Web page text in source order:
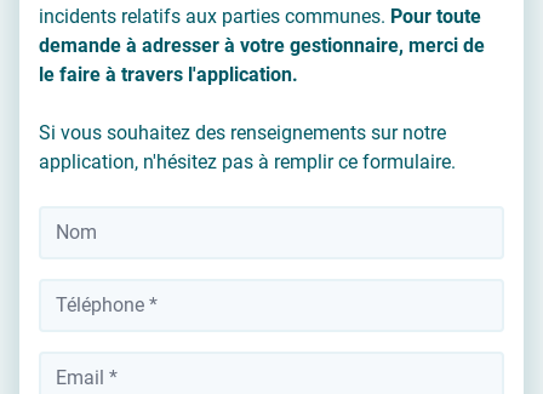
incidents relatifs aux parties communes. Pour toute
demande à adresser à votre gestionnaire, merci de
le faire à travers l'application.
Si vous souhaitez des renseignements sur notre
application, n'hésitez pas à remplir ce formulaire.
Nom
Téléphone
Votre adresse email